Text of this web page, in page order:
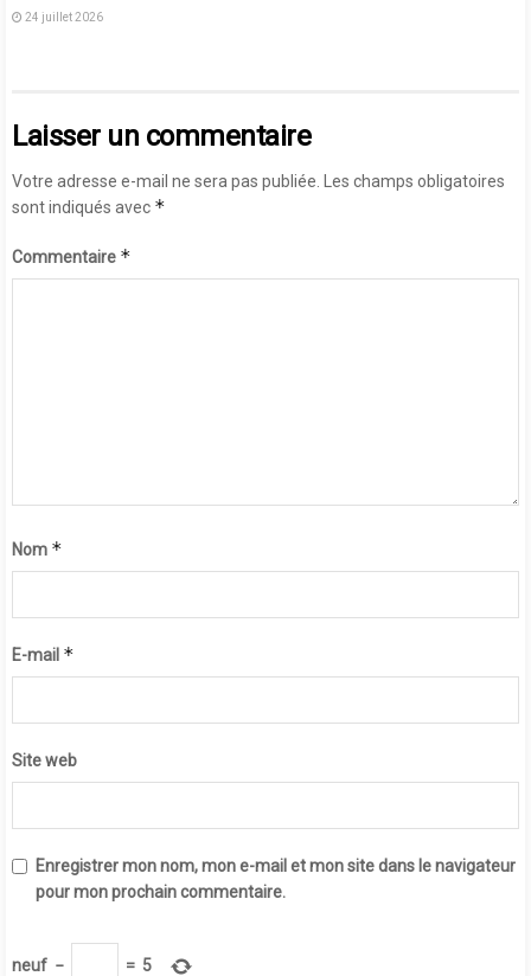
24 juillet 2026
Laisser un commentaire
Votre adresse e-mail ne sera pas publiée.
Les champs obligatoires
sont indiqués avec *
Commentaire *
Nom *
E-mail *
Site web
Enregistrer mon nom, mon e-mail et mon site dans le navigateur
pour mon prochain commentaire.
neuf − = 5